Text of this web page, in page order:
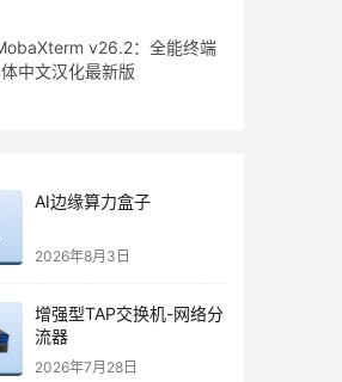
v26.2：全能终端
中文汉化最新版
AI边缘算力盒子
2026年8月3日
增强型TAP交换机-网络分
流器
2026年7月28日